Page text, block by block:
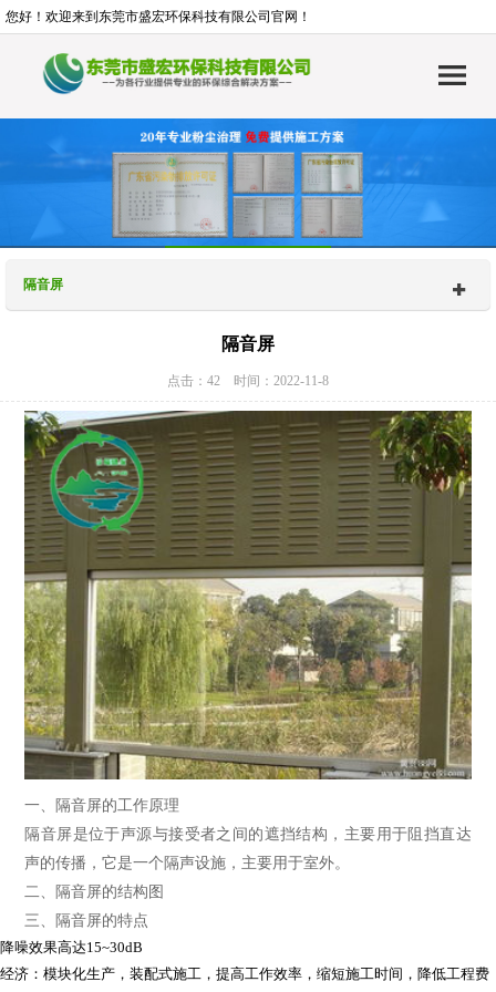
您好！欢迎来到东莞市盛宏环保科技有限公司官网！
隔音屏
隔音屏
点击：42 时间：2022-11-8
一、隔音屏的工作原理
隔音屏是位于声源与接受者之间的遮挡结构，主要用于阻挡直达
声的传播，它是一个隔声设施，主要用于室外。
二、隔音屏的结构图
三、隔音屏的特点
降噪效果高达15~30dB
经济：模块化生产，装配式施工，提高工作效率，缩短施工时间，降低工程费